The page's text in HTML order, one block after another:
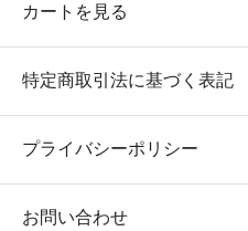
カートを見る
特定商取引法に基づく表記
プライバシーポリシー
お問い合わせ